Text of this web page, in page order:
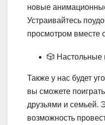
новые
Устраивайтесь
просмотром вместе
🎲 Настольные
Также у нас будет
вы сможете
друзьями и семьей.
возможность